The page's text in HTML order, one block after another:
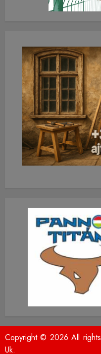
Copyright © 2026 All
Uk.